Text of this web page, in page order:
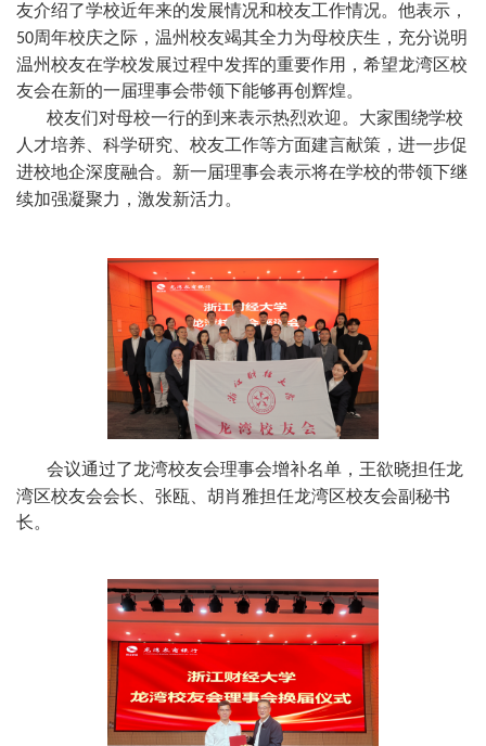
友介绍了学校近年来的发展情况和校友工作情况。他表示，
50周年校庆之际 ，温州校友竭其全力为母校庆生 ， 充分说明
温州校友在学校发展过程中发挥的重要作用 ，希望龙湾区校
友会在新的一届理事会带领下能够再创辉煌。
校友们对母校一行的到来表示热烈欢迎 。 大家围绕学校
人才培养、科学研究、校友工作等方面建言献策，进一步促
进校地企深度融合。 新一届理事会表示将在学校的带领下继
续加强凝聚力 ， 激发新活力 。
会议通过了龙湾校友会理事会增补名单 ，王欲晓担任龙
湾区校友会会长、张瓯、胡肖雅担任龙湾区校友会副秘书
长。